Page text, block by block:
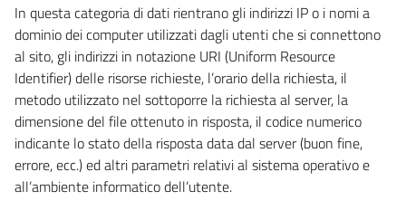
In questa categoria di dati rientrano gli indirizzi IP o i nomi a
dominio dei computer utilizzati dagli utenti che si connettono
al sito, gli indirizzi in notazione URI (Uniform Resource
Identifier) delle risorse richieste, l’orario della richiesta, il
metodo utilizzato nel sottoporre la richiesta al server, la
dimensione del file ottenuto in risposta, il codice numerico
indicante lo stato della risposta data dal server (buon fine,
errore, ecc.) ed altri parametri relativi al sistema operativo e
all’ambiente informatico dell’utente.